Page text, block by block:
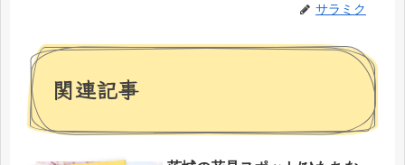
サラミク
関連記事